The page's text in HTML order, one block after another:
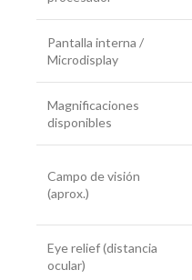
Pantalla interna /
Microdisplay
Magnificaciones
disponibles
Campo de visión
(aprox.)
Eye relief (distancia
ocular)